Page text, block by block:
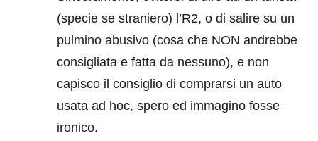
(specie se straniero) l’R2, o di salire su un
pulmino abusivo (cosa che NON andrebbe
consigliata e fatta da nessuno), e non
capisco il consiglio di comprarsi un auto
usata ad hoc, spero ed immagino fosse
ironico.